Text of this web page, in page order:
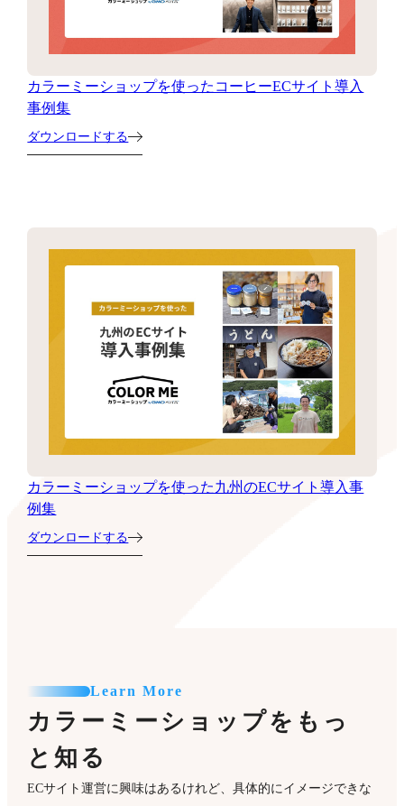
カラーミーショップを使ったコーヒーECサイト導入
事例集
ダウンロードする
カラーミーショップを使った九州のECサイト導入事
例集
ダウンロードする
Learn More
カラーミーショップをもっ
と知る
ECサイト運営に興味はあるけれど、具体的にイメージできな